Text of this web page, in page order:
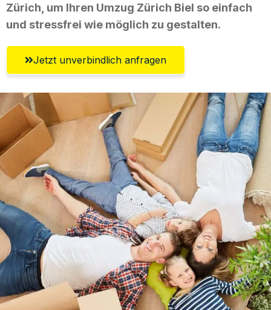
Zürich, um Ihren Umzug Zürich Biel so einfach
und stressfrei wie möglich zu gestalten.
Jetzt unverbindlich anfragen